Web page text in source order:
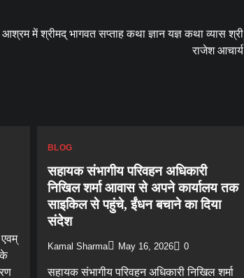
में श्रीमद् भागवत सप्ताह कथा ज्ञान यज्ञ कथा व्यास श्री
राजेश आचार्य
के
BLOG
सहायक संभागीय परिवहन अधिकारी
निखिल शर्मा आवास से अपने कार्यालय तक
साइकिल से पहुंचे, ईंधन बचाने का दिया
संदेश
Kamal Sharma May 16, 2026 0
सहायक संभागीय परिवहन अधिकारी निखिल शर्मा